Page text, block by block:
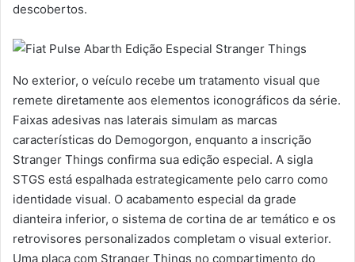
descobertos.
No exterior, o veículo recebe um tratamento visual que
remete diretamente aos elementos iconográficos da série.
Faixas adesivas nas laterais simulam as marcas
características do Demogorgon, enquanto a inscrição
Stranger Things confirma sua edição especial. A sigla
STGS está espalhada estrategicamente pelo carro como
identidade visual. O acabamento especial da grade
dianteira inferior, o sistema de cortina de ar temático e os
retrovisores personalizados completam o visual exterior.
Uma placa com Stranger Things no compartimento do